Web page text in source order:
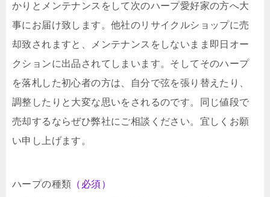
かりとメンテナンスをして次のハープ愛好家の方へ大
事にお届け致します。他社のリサイクルショップに売
却致されますと、メンテナンスをしないまま即日オー
クションに出品されてしまいます。そしてそのハープ
を落札した初心者の方は、自分で弦を張り替えたり、
調整したりと大変な思いをされるのです。同じ値段で
売却するならぜひ弊社にご相談ください。宜しくお願
い申し上げます。
ハープの種類 （必須）